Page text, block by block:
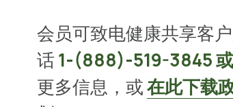
会员可致电健康共享客
话 1-(888)-519-3845
更多信息，或 在此下载